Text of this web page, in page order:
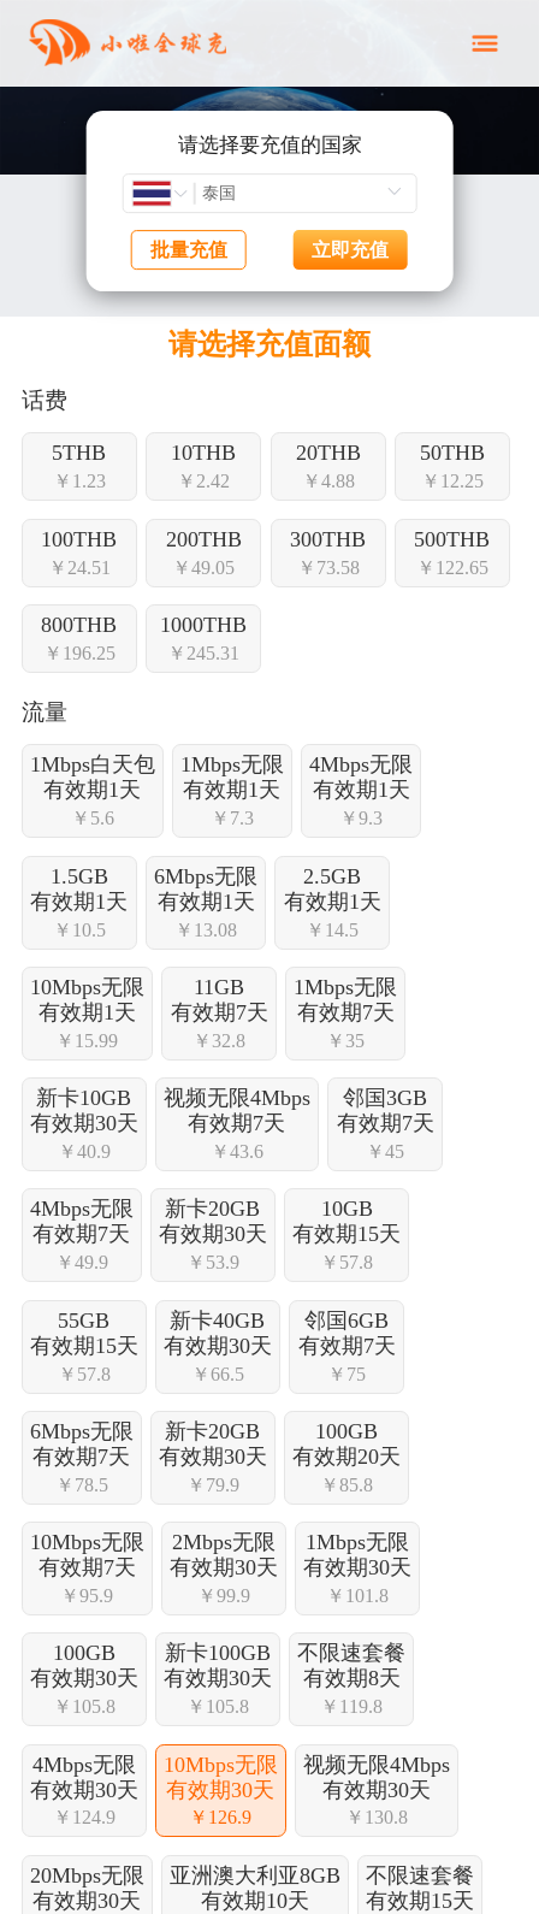
请选择要充值的国家
批量充值 立即充值
请选择充值面额
话费
5THB
￥1.23
10THB
￥2.42
20THB
￥4.88
50THB
￥12.25
100THB
￥24.51
200THB
￥49.05
300THB
￥73.58
500THB
￥122.65
800THB
￥196.25
1000THB
￥245.31
流量
1Mbps白天包
有效期1天
￥5.6
1Mbps无限
有效期1天
￥7.3
4Mbps无限
有效期1天
￥9.3
1.5GB
有效期1天
￥10.5
6Mbps无限
有效期1天
￥13.08
2.5GB
有效期1天
￥14.5
10Mbps无限
有效期1天
￥15.99
11GB
有效期7天
￥32.8
1Mbps无限
有效期7天
￥35
新卡10GB
有效期30天
￥40.9
视频无限4Mbps
有效期7天
￥43.6
邻国3GB
有效期7天
￥45
4Mbps无限
有效期7天
￥49.9
新卡20GB
有效期30天
￥53.9
10GB
有效期15天
￥57.8
55GB
有效期15天
￥57.8
新卡40GB
有效期30天
￥66.5
邻国6GB
有效期7天
￥75
6Mbps无限
有效期7天
￥78.5
新卡20GB
有效期30天
￥79.9
100GB
有效期20天
￥85.8
10Mbps无限
有效期7天
￥95.9
2Mbps无限
有效期30天
￥99.9
1Mbps无限
有效期30天
￥101.8
100GB
有效期30天
￥105.8
新卡100GB
有效期30天
￥105.8
不限速套餐
有效期8天
￥119.8
4Mbps无限
有效期30天
￥124.9
10Mbps无限
有效期30天
￥126.9
视频无限4Mbps
有效期30天
￥130.8
20Mbps无限
有效期30天
亚洲澳大利亚8GB
有效期10天
不限速套餐
有效期15天